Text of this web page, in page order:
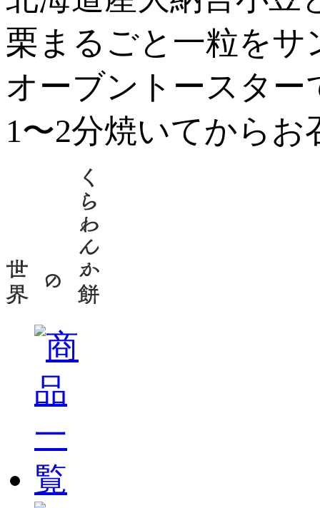
栗まるごと一粒をサ
オーブントースター
1〜2分焼いてから